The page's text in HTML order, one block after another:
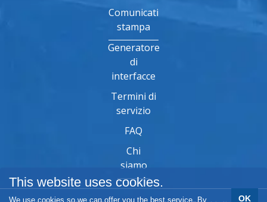
Comunicati
stampa
Generatore
di
interfacce
Termini di
servizio
FAQ
Chi
siamo
This website uses cookies.
We use cookies so we can offer you the best service. By OK